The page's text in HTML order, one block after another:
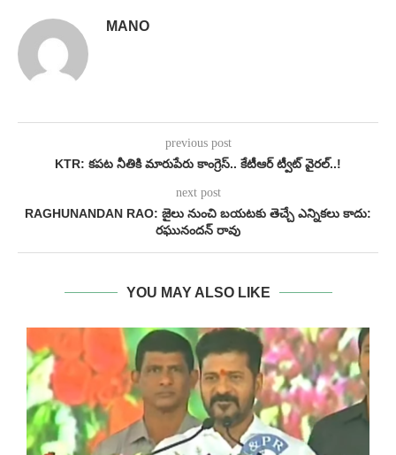
MANO
previous post
KTR: కపట నీతికి మారుపేరు కాంగ్రెస్.. కేటీఆర్ ట్వీట్ వైరల్..!
next post
RAGHUNANDAN RAO: జైలు నుంచి బయటకు తెచ్చే ఎన్నికలు కాదు:
రఘునందన్ రావు
YOU MAY ALSO LIKE